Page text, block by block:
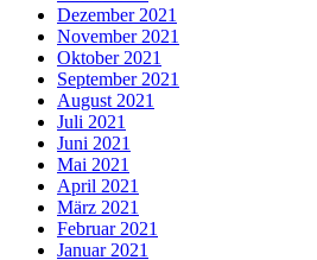
Dezember 2021
November 2021
Oktober 2021
September 2021
August 2021
Juli 2021
Juni 2021
Mai 2021
April 2021
März 2021
Februar 2021
Januar 2021